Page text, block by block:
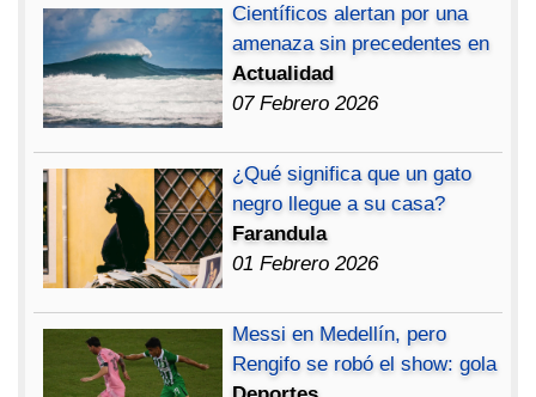
Científicos alertan por una
amenaza sin precedentes en
Actualidad
07 Febrero 2026
¿Qué significa que un gato
negro llegue a su casa?
Farandula
01 Febrero 2026
Messi en Medellín, pero
Rengifo se robó el show: gola